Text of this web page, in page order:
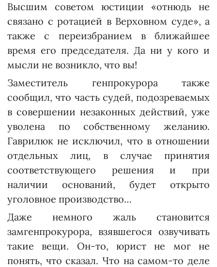
Высшим советом юстиции «отнюдь не
связано с ротацией в Верховном суде», а
также с переизбранием в ближайшее
время его председателя. Да ни у кого и
мысли не возникло, что вы!
Заместитель генпрокурора также
сообщил, что часть судей, подозреваемых
в совершении незаконных действий, уже
уволена по собственному желанию.
Гаврилюк не исключил, что в отношении
отдельных лиц, в случае принятия
соответствующего решения и при
наличии оснований, будет открыто
уголовное производство…
Даже немного жаль становится
замгенпрокурора, взявшегося озвучивать
такие вещи. Он-то, юрист не мог не
понять, что сказал. Что на самом-то деле